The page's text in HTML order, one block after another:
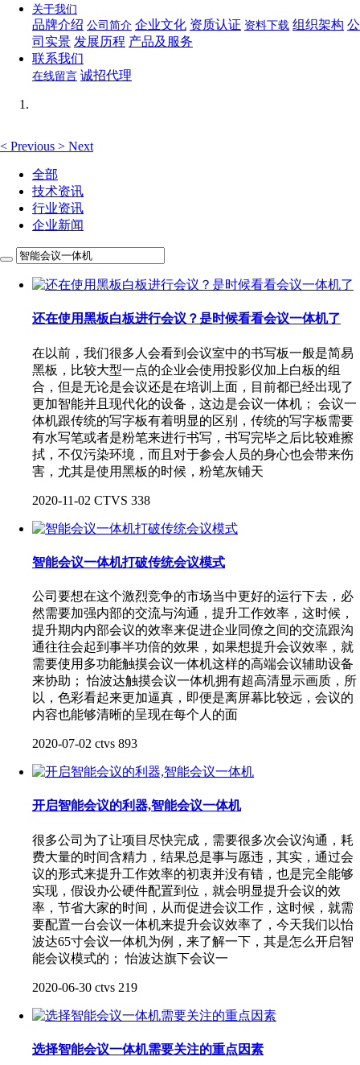
关于我们
品牌介绍 公司简介 企业文化 资质认证 资料下载 组织架构 公
司实景 发展历程 产品及服务
联系我们
在线留言 诚招代理
< Previous > Next
全部
技术资讯
行业资讯
企业新闻
还在使用黑板白板进行会议？是时候看看会议一体机了
在以前，我们很多人会看到会议室中的书写板一般是简易
黑板，比较大型一点的企业会使用投影仪加上白板的组
合，但是无论是会议还是在培训上面，目前都已经出现了
更加智能并且现代化的设备，这边是会议一体机； 会议一
体机跟传统的写字板有着明显的区别，传统的写字板需要
有水写笔或者是粉笔来进行书写，书写完毕之后比较难擦
拭，不仅污染环境，而且对于参会人员的身心也会带来伤
害，尤其是使用黑板的时候，粉笔灰铺天
2020-11-02 CTVS 338
智能会议一体机打破传统会议模式
公司要想在这个激烈竞争的市场当中更好的运行下去，必
然需要加强内部的交流与沟通，提升工作效率，这时候，
提升期内内部会议的效率来促进企业同僚之间的交流跟沟
通往往会起到事半功倍的效果，如果想提升会议效率，就
需要使用多功能触摸会议一体机这样的高端会议辅助设备
来协助； 怡波达触摸会议一体机拥有超高清显示画质，所
以，色彩看起来更加逼真，即便是离屏幕比较远，会议的
内容也能够清晰的呈现在每个人的面
2020-07-02 ctvs 893
开启智能会议的利器,智能会议一体机
很多公司为了让项目尽快完成，需要很多次会议沟通，耗
费大量的时间含精力，结果总是事与愿违，其实，通过会
议的形式来提升工作效率的初衷并没有错，也是完全能够
实现，假设办公硬件配置到位，就会明显提升会议的效
率，节省大家的时间，从而促进会议工作，这时候，就需
要配置一台会议一体机来提升会议效率了，今天我们以怡
波达65寸会议一体机为例，来了解一下，其是怎么开启智
能会议模式的； 怡波达旗下会议一
2020-06-30 ctvs 219
选择智能会议一体机需要关注的重点因素